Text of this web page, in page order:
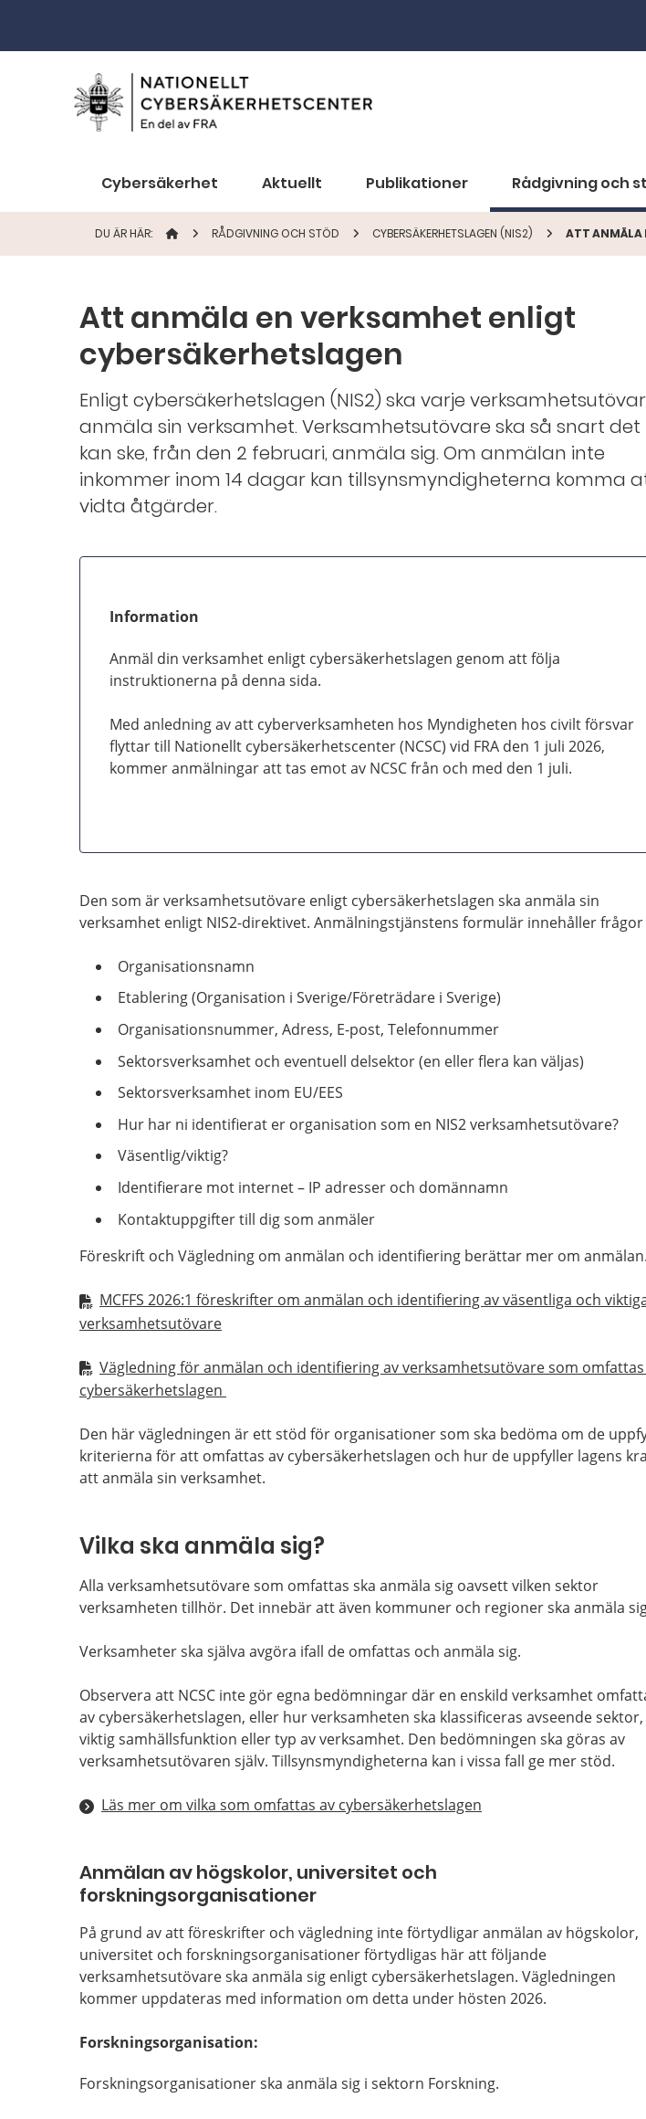
Cybersäkerhet Aktuellt Publikationer Rådgivning och
DU ÄR HÄR: STARTSIDANRÅDGIVNING OCH STÖD CYBERSÄKERHETSLAGEN (NIS2) ATT ANMÄLA
Att anmäla en verksamhet enligt
cybersäkerhetslagen
Enligt cybersäkerhetslagen (NIS2) ska varje
anmäla sin verksamhet. Verksamhetsutövare ska så snart det
kan ske, från den 2 februari, anmäla sig. Om anmälan inte
inkommer inom 14 dagar kan tillsynsmyndigheterna komma
vidta åtgärder.
Information
Anmäl din verksamhet enligt cybersäkerhetslagen genom att följa
instruktionerna på denna sida.
Med anledning av att cyberverksamheten hos Myndigheten hos civilt försvar
flyttar till Nationellt cybersäkerhetscenter (NCSC) vid FRA den 1 juli 2026,
kommer anmälningar att tas emot av NCSC från och med den 1 juli.
Den som är verksamhetsutövare enligt cybersäkerhetslagen ska anmäla sin
verksamhet enligt NIS2-direktivet. Anmälningstjänstens formulär innehåller frågor
Organisationsnamn
Etablering (Organisation i Sverige/Företrädare i Sverige)
Organisationsnummer, Adress, E-post, Telefonnummer
Sektorsverksamhet och eventuell delsektor (en eller flera kan väljas)
Sektorsverksamhet inom EU/EES
Hur har ni identifierat er organisation som en NIS2 verksamhetsutövare?
Väsentlig/viktig?
Identifierare mot internet – IP adresser och domännamn
Kontaktuppgifter till dig som anmäler
Föreskrift och Vägledning om anmälan och identifiering berättar mer om anmälan.
MCFFS 2026:1 föreskrifter om anmälan och identifiering av väsentliga och
verksamhetsutövare
Vägledning för anmälan och identifiering av verksamhetsutövare som
cybersäkerhetslagen
Den här vägledningen är ett stöd för organisationer som ska bedöma om de
kriterierna för att omfattas av cybersäkerhetslagen och hur de uppfyller lagens
att anmäla sin verksamhet.
Vilka ska anmäla sig?
Alla verksamhetsutövare som omfattas ska anmäla sig oavsett vilken sektor
verksamheten tillhör. Det innebär att även kommuner och regioner ska anmäla
Verksamheter ska själva avgöra ifall de omfattas och anmäla sig.
Observera att NCSC inte gör egna bedömningar där en enskild verksamhet
av cybersäkerhetslagen, eller hur verksamheten ska klassificeras avseende sektor,
viktig samhällsfunktion eller typ av verksamhet. Den bedömningen ska göras av
verksamhetsutövaren själv. Tillsynsmyndigheterna kan i vissa fall ge mer stöd.
Läs mer om vilka som omfattas av cybersäkerhetslagen
Anmälan av högskolor, universitet och
forskningsorganisationer
På grund av att föreskrifter och vägledning inte förtydligar anmälan av högskolor,
universitet och forskningsorganisationer förtydligas här att följande
verksamhetsutövare ska anmäla sig enligt cybersäkerhetslagen. Vägledningen
kommer uppdateras med information om detta under hösten 2026.
Forskningsorganisation:
Forskningsorganisationer ska anmäla sig i sektorn Forskning.